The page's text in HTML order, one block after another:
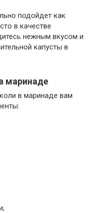
подойдет как
в качестве
нежным вкусом и
капусты в
маринаде
в маринаде вам